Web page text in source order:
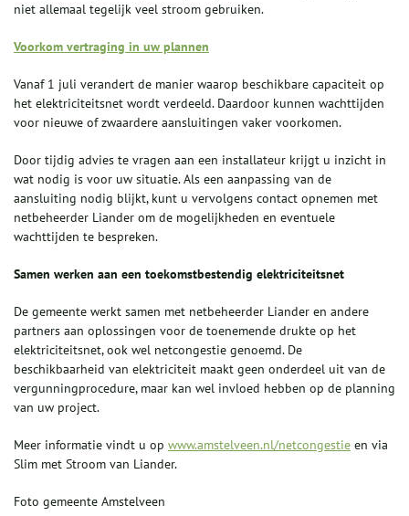
niet allemaal tegelijk veel stroom gebruiken.
Voorkom vertraging in uw plannen
Vanaf 1 juli verandert de manier waarop beschikbare capaciteit op
het elektriciteitsnet wordt verdeeld. Daardoor kunnen wachttijden
voor nieuwe of zwaardere aansluitingen vaker voorkomen.
Door tijdig advies te vragen aan een installateur krijgt u inzicht in
wat nodig is voor uw situatie. Als een aanpassing van de
aansluiting nodig blijkt, kunt u vervolgens contact opnemen met
netbeheerder Liander om de mogelijkheden en eventuele
wachttijden te bespreken.
Samen werken aan een toekomstbestendig elektriciteitsnet
De gemeente werkt samen met netbeheerder Liander en andere
partners aan oplossingen voor de toenemende drukte op het
elektriciteitsnet, ook wel netcongestie genoemd. De
beschikbaarheid van elektriciteit maakt geen onderdeel uit van de
vergunningprocedure, maar kan wel invloed hebben op de planning
van uw project.
Meer informatie vindt u op www.amstelveen.nl/netcongestie en via
Slim met Stroom van Liander.
Foto gemeente Amstelveen